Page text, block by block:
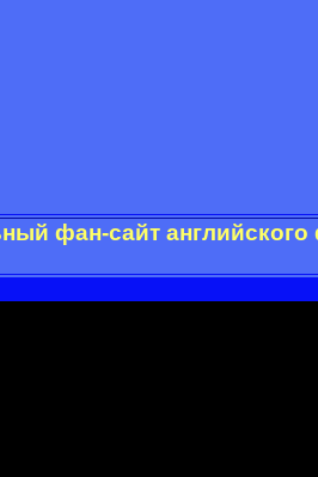
фан-сайт английского